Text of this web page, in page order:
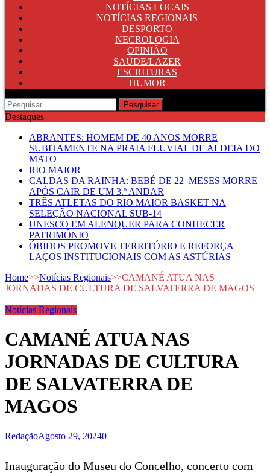
NOTÍCIAS LOCAIS
NOTÍCIAS REGIONAIS
DESPORTO
NECROLOGIA
OPINIÃO
SAÚDE/LAZER
ESCRITURAS
HUMOR
Pesquisar
por:
Destaques
ABRANTES: HOMEM DE 40 ANOS MORRE
SUBITAMENTE NA PRAIA FLUVIAL DE ALDEIA DO
MATO
RIO MAIOR
CALDAS DA RAINHA: BEBÉ DE 22 MESES MORRE
APÓS CAIR DE UM 3.º ANDAR
TRÊS ATLETAS DO RIO MAIOR BASKET NA
SELEÇÃO NACIONAL SUB-14
UNESCO EM ALENQUER PARA CONHECER
PATRIMÓNIO
ÓBIDOS PROMOVE TERRITÓRIO E REFORÇA
LAÇOS INSTITUCIONAIS COM AS ASTÚRIAS
Home>>Notícias Regionais>>CAMANÉ ATUA NAS
JORNADAS DE CULTURA DE SALVATERRA DE MAGOS
Notícias Regionais
CAMANÉ ATUA NAS
JORNADAS DE CULTURA
DE SALVATERRA DE
MAGOS
RedaçãoAgosto 29, 20240
Inauguração do Museu do Concelho, concerto com